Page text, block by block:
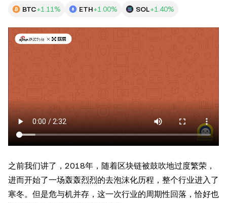
BTC+1.11% ETH+1.00% SOL+1.40%
之前我们讲了，2018年，随着区块链被鼓吹地过度繁荣，
进而开始了一场轰轰烈烈的去泡沫化历程，整个行业进入了
寒冬。但是危与机并存，这一次行业的周期性回落，恰好也